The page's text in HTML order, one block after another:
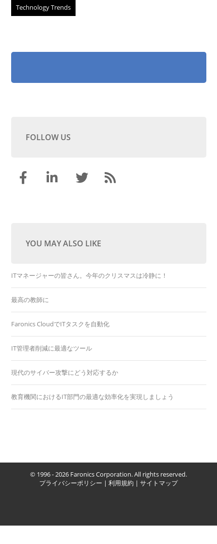
Technology Trends
FOLLOW US
YOU MAY ALSO LIKE
ITマネージャーの皆さん。今年のクリスマスは冷静に！
最高の教師に
Faronics CloudでITタスクを自動化
IT管理者削減に最適なツール
現代のサイバー攻撃にどう対応するか
教育機関におけるIT部門の最適な効率化を実現しましょう
© 1996 - 2026 Faronics Corporation. All rights reserved.
プライバシーポリシー | 利用規約 | サイトマップ